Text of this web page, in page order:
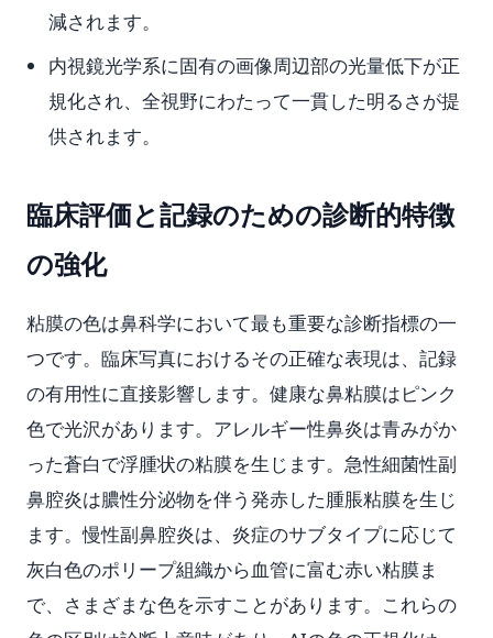
減されます。
内視鏡光学系に固有の画像周辺部の光量低下が正
規化され、全視野にわたって一貫した明るさが提
供されます。
臨床評価と記録のための診断的特徴
の強化
粘膜の色は鼻科学において最も重要な診断指標の一
つです。臨床写真におけるその正確な表現は、記録
の有用性に直接影響します。健康な鼻粘膜はピンク
色で光沢があります。アレルギー性鼻炎は青みがか
った蒼白で浮腫状の粘膜を生じます。急性細菌性副
鼻腔炎は膿性分泌物を伴う発赤した腫脹粘膜を生じ
ます。慢性副鼻腔炎は、炎症のサブタイプに応じて
灰白色のポリープ組織から血管に富む赤い粘膜ま
で、さまざまな色を示すことがあります。これらの